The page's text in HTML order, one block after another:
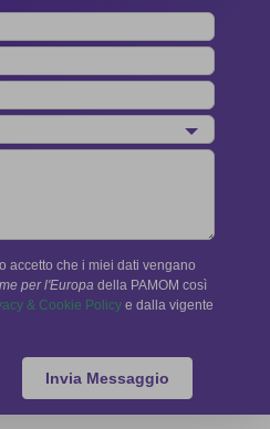
accetto che i miei dati vengano
per l'Europa della PAMOM così
& Cookie Policy e dalla vigente
Invia Messaggio